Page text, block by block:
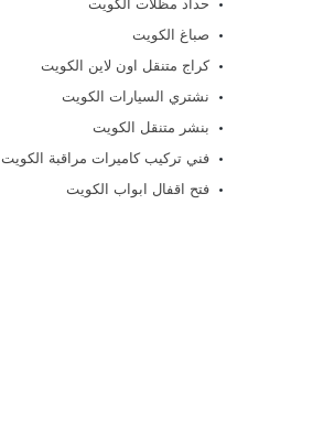
حداد مظلات الكويت
صباغ الكويت
كراج متنقل اون لاين الكويت
نشتري السيارات الكويت
بنشر متنقل الكويت
فني تركيب كاميرات مراقبة الكويت
فتح اقفال ابواب الكويت